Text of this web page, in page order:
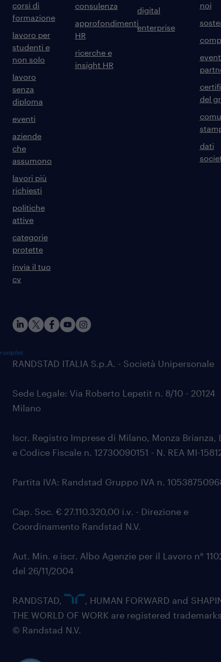
corsi di
formazione
lavoro per
studenti e
non solo
lavoro
senza
diploma
eventi
aziende
che
assumono
lavori più
richiesti
politiche
attive
categorie
protette
invia il tuo
cv
consulenza
approfondimenti
HR
ricerche e
insight HR
digital
enterprise
noi
del
dati
RANDSTAD ITALIA S.p.A. - Società Unipersonale
Sede Legale: Via Roberto Lepetit n. 8/10 - 20124
Milano
Iscr. Registro Imprese di Milano, Monza Brianza,
e Codice Fiscale n. 12730090151 - N. REA MI-
Partita IVA: Randstad Gruppo IVA n.
Cap. Soc. € 27.110.320,00 i.v. - Direzione e
Coordinamento Randstad N.V.
Aut. Min. e iscr. Albo Agenzie per il Lavoro n°
del 26/11/2004
RANDSTAD,
, HUMAN FORWARD and
THE WORLD OF WORK are registered
© Randstad N.V.